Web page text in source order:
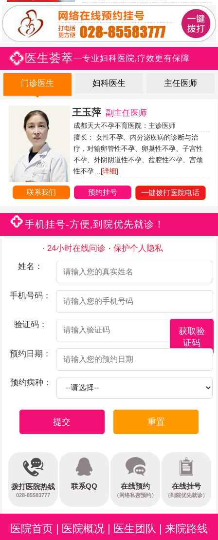
医生荟萃—专业妇科医院,疗效更有保障
门诊医生 妇科医生 主任医师
王玉萍 副主任医师
成都天大不孕不育医院：主诊医师
擅长： 女性不孕、内分泌疾病的诊断与治
疗，对输卵管性不孕、卵巢性不孕、子宫性
不孕、外阴阴道性不孕、盆腔性不孕、宫颈
性不孕… [详细]
联系我们 预约挂号 一键拨打医院电话
手机挂号-方便,到院优先就诊！
24小时在线问诊
保护个人隐私
姓名：
手机号码：
验证码：
获取验
证码
预约日期：
预约病种：
提交 重置
拨打医院热线
028-85583777
联系QQ 在线预约
（网络私密预约）
在线挂号
（到院优先就诊）
医院首页 | 医院概况 | 医生团队 | 来院路线